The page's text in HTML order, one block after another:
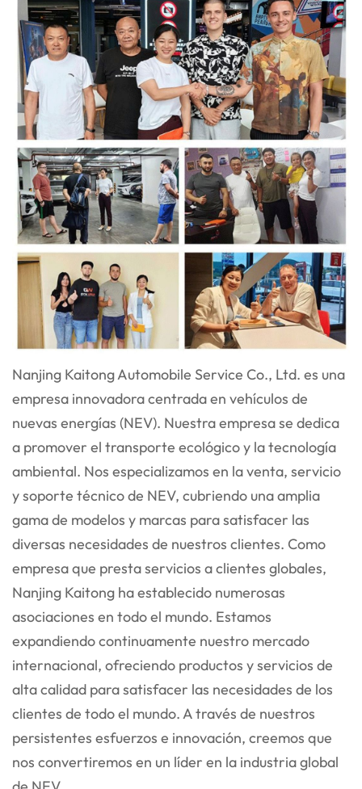
Nanjing Kaitong Automobile Service Co., Ltd. es una
empresa innovadora centrada en vehículos de
nuevas energías (NEV). Nuestra empresa se dedica
a promover el transporte ecológico y la tecnología
ambiental. Nos especializamos en la venta, servicio
y soporte técnico de NEV, cubriendo una amplia
gama de modelos y marcas para satisfacer las
diversas necesidades de nuestros clientes. Como
empresa que presta servicios a clientes globales,
Nanjing Kaitong ha establecido numerosas
asociaciones en todo el mundo. Estamos
expandiendo continuamente nuestro mercado
internacional, ofreciendo productos y servicios de
alta calidad para satisfacer las necesidades de los
clientes de todo el mundo. A través de nuestros
persistentes esfuerzos e innovación, creemos que
nos convertiremos en un líder en la industria global